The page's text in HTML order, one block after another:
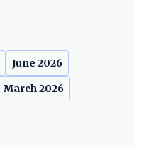
June 2026
March 2026